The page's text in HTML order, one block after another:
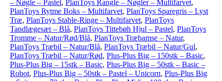
– Nøgle – Pastel, PlanToys Rangle – Nøgler – Multifarvet,
PlanToys Rytme Boks – Multifarvet, PlanToys Sparegris – Lyst
Træ, PlanToys Stable-Ringe – Multifarvet, PlanToys
Tandlægesæt – Blå, PlanToys Tittebøh Hjul – Pastel, PlanToys
Tromme – Natur/Rød/Blå, PlanToys Træbamse – Natur,
PlanToys Træbil – Natur/Blå, PlanToys Træbil – Natur/Gul,
PlanToys Træbil – Natur/Rød, Plus-Plus Big – 150stk – Basic,
Plus-Plus Big – 15stk – Basic, Plus-Plus Big – 50stk – Basic –
Robot, Plus-Plus Big – 50stk – Pastel – Unicorn, Plus-Plus Big